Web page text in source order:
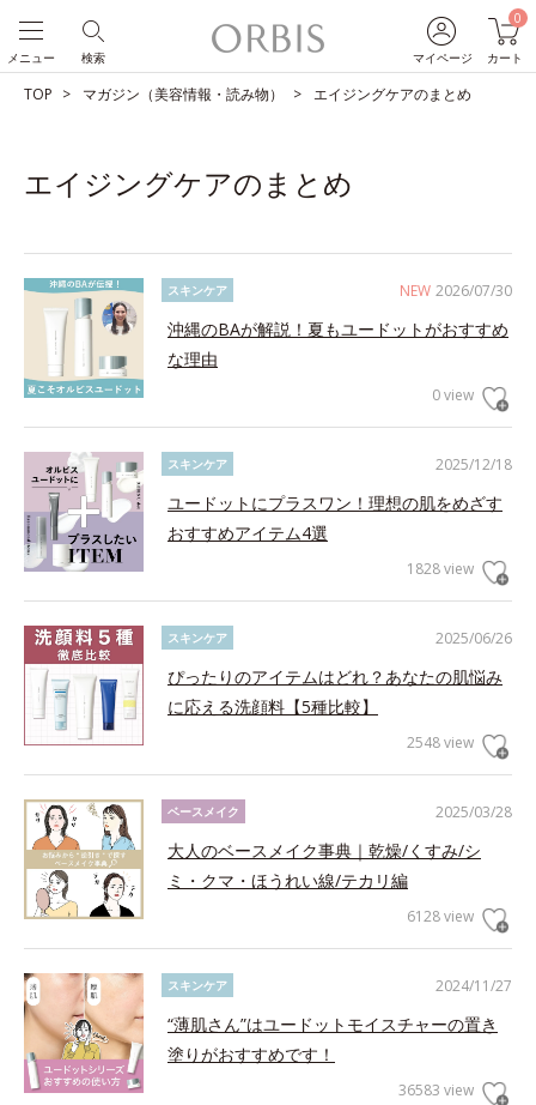
マイページ
0
カート
検索
メニュー
TOP マガジン（美容情報・読み物） エイジングケアのまとめ
エイジングケアのまとめ
NEW 2026/07/30
スキンケア
沖縄のBAが解説！夏もユードットがおすすめ
な理由
0 view
2025/12/18
スキンケア
ユードットにプラスワン！理想の肌をめざす
おすすめアイテム4選
1828 view
2025/06/26
スキンケア
ぴったりのアイテムはどれ？あなたの肌悩み
に応える洗顔料【5種比較】
2548 view
2025/03/28
ベースメイク
大人のベースメイク事典｜乾燥/くすみ/シ
ミ・クマ・ほうれい線/テカリ編
6128 view
2024/11/27
スキンケア
“薄肌さん”はユードットモイスチャーの置き
塗りがおすすめです！
36583 view